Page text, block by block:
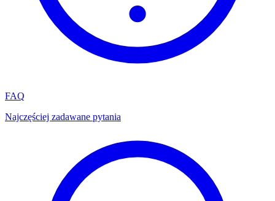
FAQ
Najczęściej zadawane pytania